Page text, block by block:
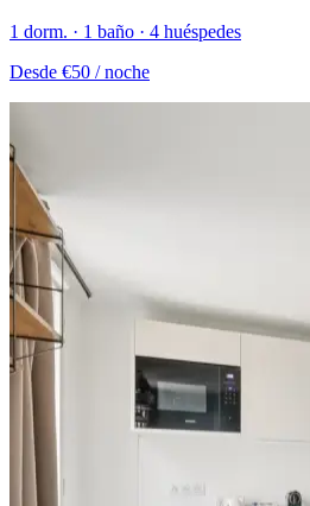
1 dorm. · 1 baño · 4 huéspedes
Desde €50 / noche